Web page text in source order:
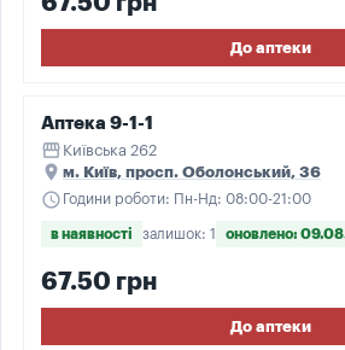
До аптеки
Аптека 9-1-1
storefront Київська 262
place м. Київ, просп. Оболонський, 36
schedule Години роботи: Пн-Нд: 08:00-21:00
в наявності залишок: 1 оновлено:
67.50 грн
До аптеки